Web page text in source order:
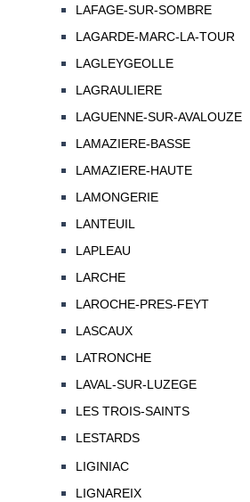
LAFAGE-SUR-SOMBRE
LAGARDE-MARC-LA-TOUR
LAGLEYGEOLLE
LAGRAULIERE
LAGUENNE-SUR-AVALOUZE
LAMAZIERE-BASSE
LAMAZIERE-HAUTE
LAMONGERIE
LANTEUIL
LAPLEAU
LARCHE
LAROCHE-PRES-FEYT
LASCAUX
LATRONCHE
LAVAL-SUR-LUZEGE
LES TROIS-SAINTS
LESTARDS
LIGINIAC
LIGNAREIX